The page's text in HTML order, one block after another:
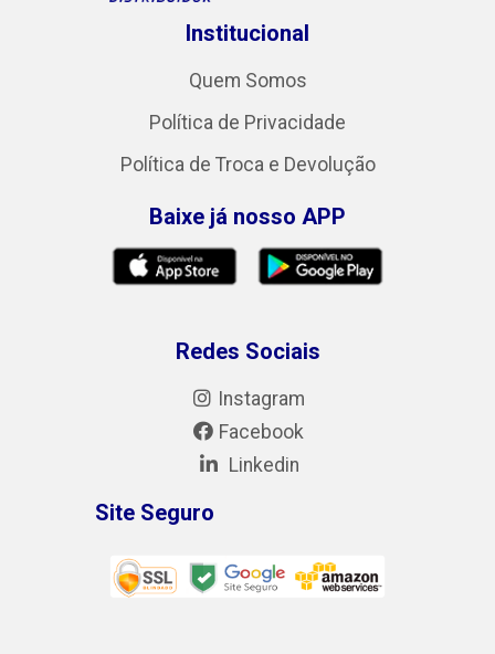
Institucional
Quem Somos
Política de Privacidade
Política de Troca e Devolução
Baixe já nosso APP
Redes Sociais
Instagram
Facebook
Linkedin
Site Seguro